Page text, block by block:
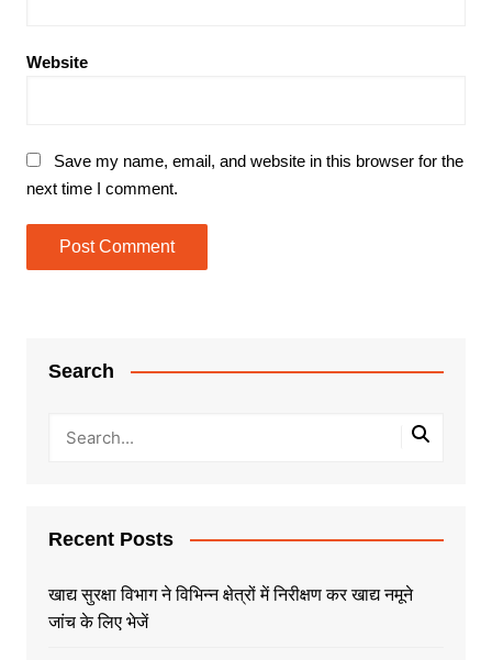
Website
Save my name, email, and website in this browser for the
next time I comment.
Search
Recent Posts
खाद्य सुरक्षा विभाग ने विभिन्न क्षेत्रों में निरीक्षण कर खाद्य नमूने
जांच के लिए भेजें